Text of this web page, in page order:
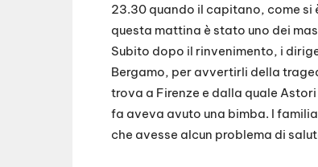
23.30 quando il capitano, come si
questa mattina è stato uno dei
Subito dopo il rinvenimento, i
Bergamo, per avvertirli della
trova a Firenze e dalla quale Astori
fa aveva avuto una bimba. I
che avesse alcun problema di